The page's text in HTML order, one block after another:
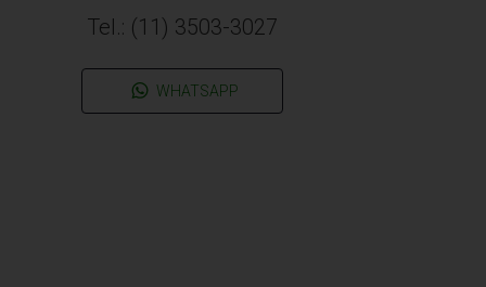
Tel.: (11) 3503-3027
WHATSAPP